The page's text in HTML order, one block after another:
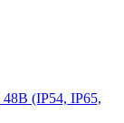
(IP54, IP65,